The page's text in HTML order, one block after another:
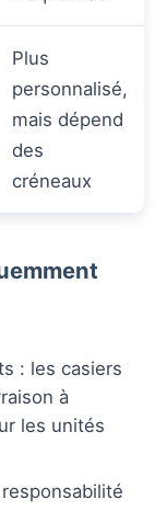
Plus
personnalisé,
mais dépend
des
créneaux
: les casiers
à
les unités